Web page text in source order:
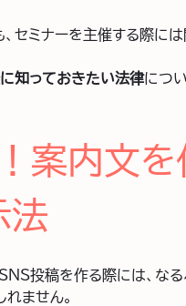
セミナーを主催する際に
知っておきたい法律につ
案内文
法
投稿を作る際には、な
ません。